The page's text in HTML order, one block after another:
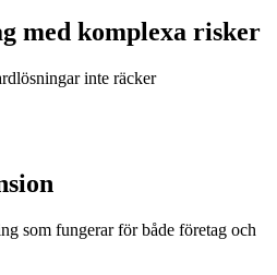
med komplexa risker
inte räcker
som fungerar för både företag och